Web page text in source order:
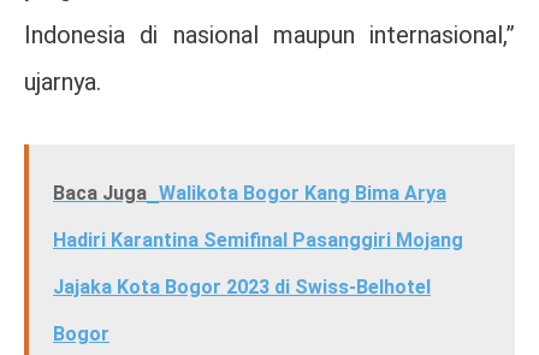
Indonesia di nasional maupun internasional,”
ujarnya.
Baca Juga Walikota Bogor Kang Bima Arya
Hadiri Karantina Semifinal Pasanggiri Mojang
Jajaka Kota Bogor 2023 di Swiss-Belhotel
Bogor